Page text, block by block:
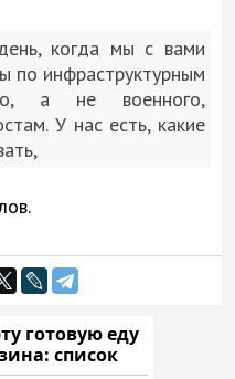
когда мы с вами
по инфраструктурным
а не военного,
У нас есть, какие
готовую еду
список